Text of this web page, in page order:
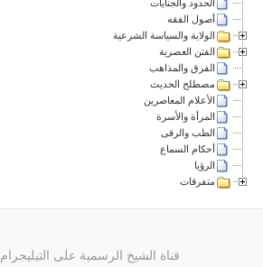
الحدود والجنايات
أصول الفقه
الولاية والسياسة الشرعية
الفتن العصرية
الفرق والمذاهب
مصطلح الحديث
الأعلام المعاصرين
المرأة والأسرة
الطب والرقى
أحكام السماع
الرؤيا
متفرقات
قناة الشيخ الرسمية على التيليجرام